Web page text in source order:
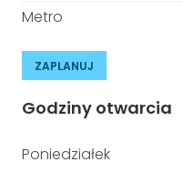
Metro
ZAPLANUJ
Godziny otwarcia
Poniedziałek